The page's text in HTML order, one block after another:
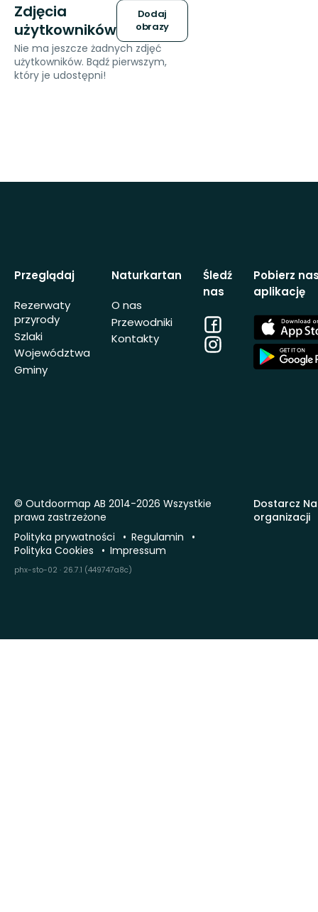
Zdjęcia
użytkowników
Dodaj
obrazy
Nie ma jeszcze żadnych zdjęć
użytkowników. Bądź pierwszym,
który je udostępni!
Przeglądaj
Rezerwaty
przyrody
Szlaki
Województwa
Gminy
Naturkartan
O nas
Przewodniki
Kontakty
Śledź
nas
Facebook
Instagram
Pobierz
aplikację
App
Store
App
Store
Dostarcz
organizacji
© Outdoormap AB 2014-2026 Wszystkie
prawa zastrzeżone
Polityka prywatności
Regulamin
Polityka Cookies
Impressum
phx-sto-02 · 26.7.1 (449747a8c)